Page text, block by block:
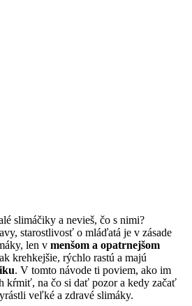
slimáčiky a nevieš, čo s nimi?
starostlivosť o mláďatá je v zásade
len v menšom a opatrnejšom
krehkejšie, rýchlo rastú a majú
. V tomto návode ti poviem, ako im
kŕmiť, na čo si dať pozor a kedy začať
veľké a zdravé slimáky.